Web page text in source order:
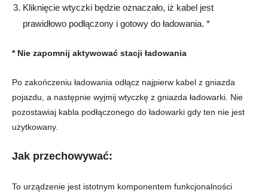
Kliknięcie wtyczki będzie oznaczało, iż kabel jest
prawidłowo podłączony i gotowy do ładowania. *
* Nie zapomnij aktywować stacji ładowania
Po zakończeniu ładowania odłącz najpierw kabel z gniazda
pojazdu, a następnie wyjmij wtyczkę z gniazda ładowarki. Nie
pozostawiaj kabla podłączonego do ładowarki gdy ten nie jest
użytkowany.
Jak przechowywać:
To urządzenie jest istotnym komponentem funkcjonalności